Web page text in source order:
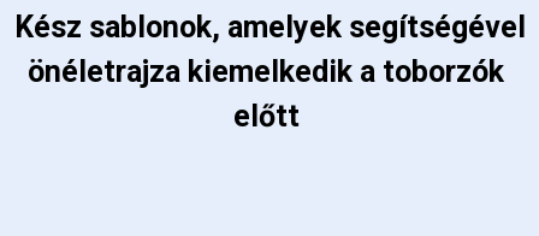
önéletrajza kiemelkedik a toborzók
előtt